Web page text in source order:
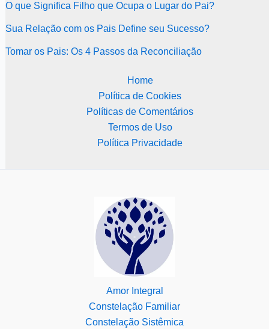
O que Significa Filho que Ocupa o Lugar do Pai?
Sua Relação com os Pais Define seu Sucesso?
Tomar os Pais: Os 4 Passos da Reconciliação
Home
Política de Cookies
Políticas de Comentários
Termos de Uso
Política Privacidade
Amor Integral
Constelação Familiar
Constelação Sistêmica